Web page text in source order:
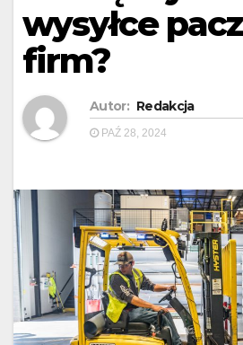
wysyłce
firm?
Autor: Redakcja
PAŹ 28, 2024